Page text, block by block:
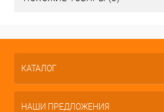
КАТАЛОГ
НАШИ ПРЕДЛОЖЕНИЯ